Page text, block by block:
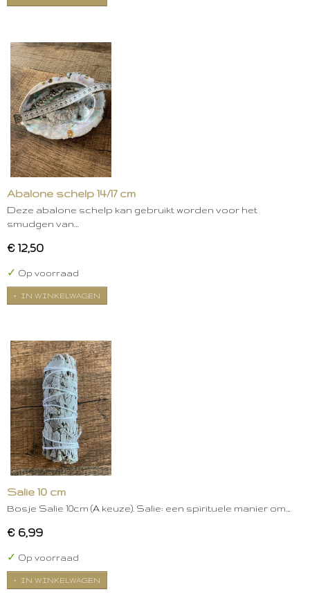
Abalone schelp 14/17 cm
Deze abalone schelp kan gebruikt worden voor het
smudgen van…
€ 12,50
✓ Op voorraad
IN WINKELWAGEN
Salie 10 cm
Bosje Salie 10cm (A keuze). Salie: een spirituele manier om…
€ 6,99
✓ Op voorraad
IN WINKELWAGEN